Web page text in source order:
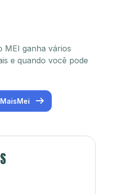
MEI ganha vários
e quando você pode